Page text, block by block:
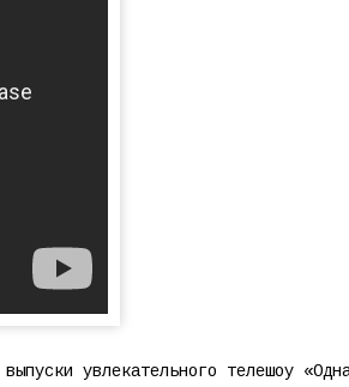
увлекательного телешоу